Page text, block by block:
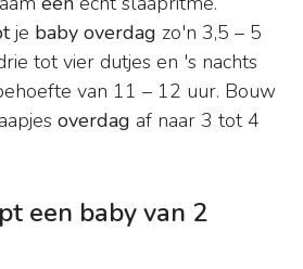
je baby overdag zo'n 3,5 – 5
tot vier dutjes en 's nachts
van 11 – 12 uur. Bouw
overdag af naar 3 tot 4
een baby van 2